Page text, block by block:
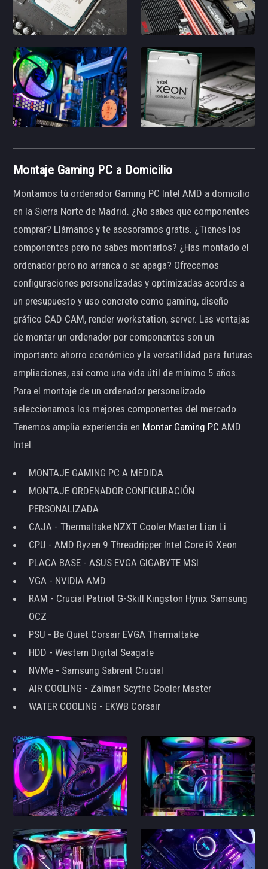
Montaje Gaming PC a Domicilio
Montamos tú ordenador Gaming PC Intel AMD a domicilio
en la Sierra Norte de Madrid. ¿No sabes que componentes
comprar? Llámanos y te asesoramos gratis. ¿Tienes los
componentes pero no sabes montarlos? ¿Has montado el
ordenador pero no arranca o se apaga? Ofrecemos
configuraciones personalizadas y optimizadas acordes a
un presupuesto y uso concreto como gaming, diseño
gráfico CAD CAM, render workstation, server. Las ventajas
de montar un ordenador por componentes son un
importante ahorro económico y la versatilidad para futuras
ampliaciones, así como una vida útil de mínimo 5 años.
Para el montaje de un ordenador personalizado
seleccionamos los mejores componentes del mercado.
Tenemos amplia experiencia en Montar Gaming PC AMD
Intel.
MONTAJE GAMING PC A MEDIDA
MONTAJE ORDENADOR CONFIGURACIÓN
PERSONALIZADA
CAJA - Thermaltake NZXT Cooler Master Lian Li
CPU - AMD Ryzen 9 Threadripper Intel Core i9 Xeon
PLACA BASE - ASUS EVGA GIGABYTE MSI
VGA - NVIDIA AMD
RAM - Crucial Patriot G-Skill Kingston Hynix Samsung
OCZ
PSU - Be Quiet Corsair EVGA Thermaltake
HDD - Western Digital Seagate
NVMe - Samsung Sabrent Crucial
AIR COOLING - Zalman Scythe Cooler Master
WATER COOLING - EKWB Corsair